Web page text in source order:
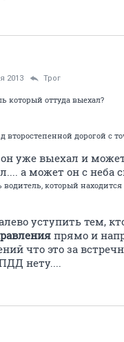
2013 Трог
который оттуда выехал?
второстепенной дорогой с
он уже выехал и
а может он с неба
водитель, который
уступить тем,
прямо и
что это за
нету....